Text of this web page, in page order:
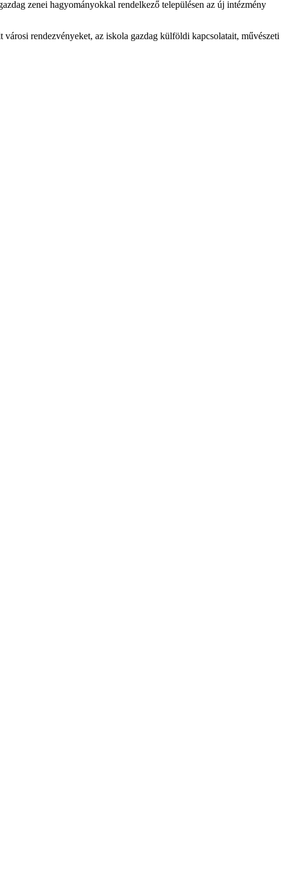
zenei hagyományokkal rendelkező településen az új intézmény
rendezvényeket, az iskola gazdag külföldi kapcsolatait, művészeti